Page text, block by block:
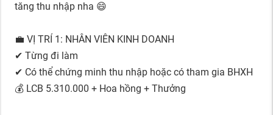
tăng thu nhập nha 😄
💼 VỊ TRÍ 1: NHÂN VIÊN KINH DOANH
✔ Từng đi làm
✔ Có thể chứng minh thu nhập hoặc có tham gia BHXH
💰 LCB 5.310.000 + Hoa hồng + Thưởng